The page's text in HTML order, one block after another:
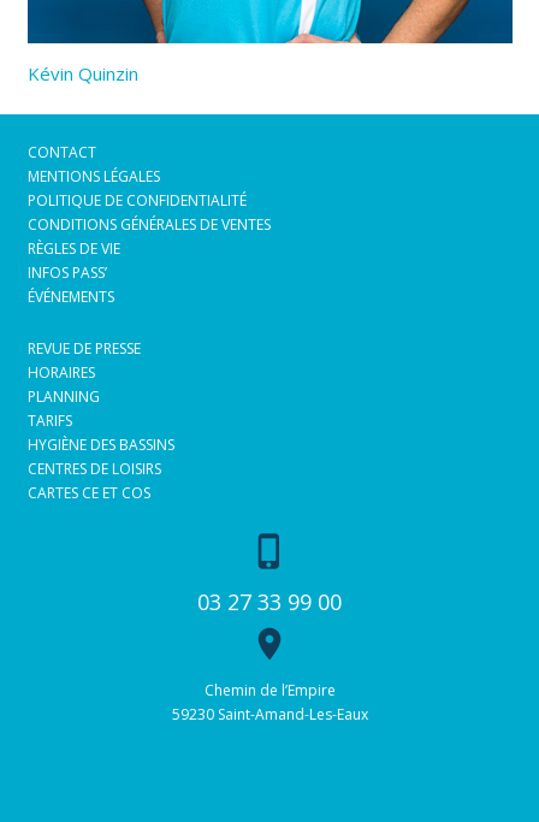
Kévin Quinzin
CONTACT
MENTIONS LÉGALES
POLITIQUE DE CONFIDENTIALITÉ
CONDITIONS GÉNÉRALES DE VENTES
RÈGLES DE VIE
INFOS PASS’
ÉVÉNEMENTS
REVUE DE PRESSE
HORAIRES
PLANNING
TARIFS
HYGIÈNE DES BASSINS
CENTRES DE LOISIRS
CARTES CE ET COS
phone_iphone
03 27 33 99 00
place
Chemin de l’Empire
59230 Saint-Amand-Les-Eaux